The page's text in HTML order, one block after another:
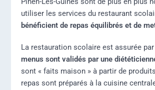
utiliser les services du restaurant
bénéficient de repas équilibrés et de
La restauration scolaire est assurée
menus sont validés par une
sont « faits maison » à partir de
repas sont préparés à la cuisine